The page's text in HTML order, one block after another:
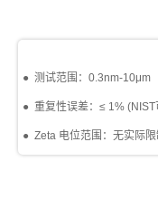
● 测试范围：0.3nm-10μm
● 重复性误差：≤ 1%
● Zeta 电位范围：无实际